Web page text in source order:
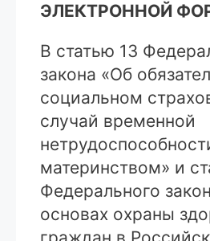
ЭЛЕКТРОННОЙ
В статью 13
закона «Об
социальном
случай временной
материнством» и
Федерального
основах охраны